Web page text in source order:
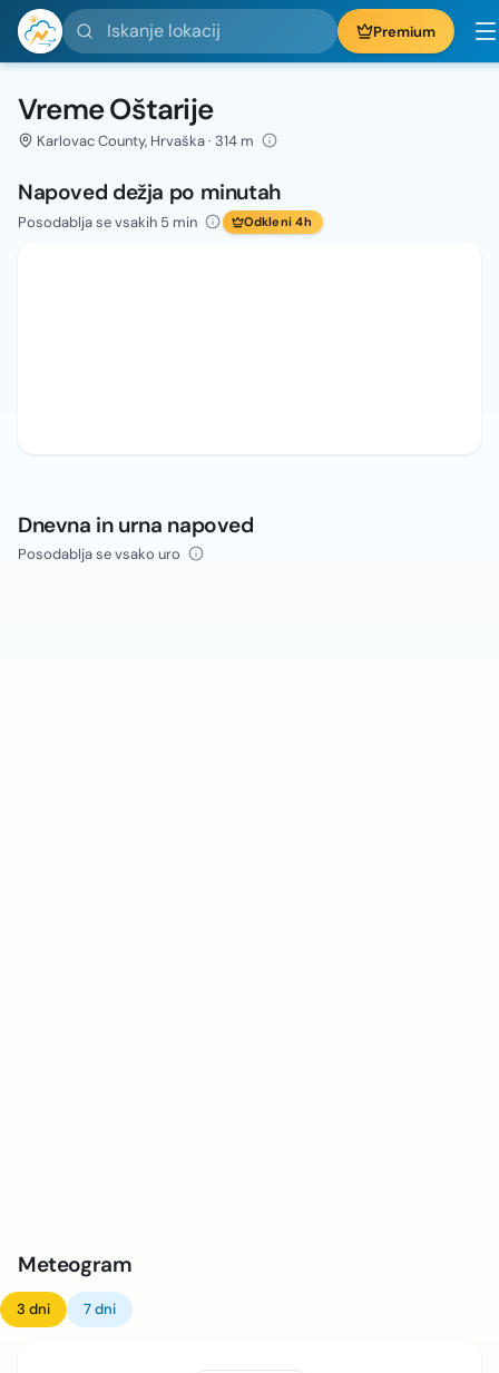
Iskanje lokacij Premium
Vreme Oštarije
Karlovac County, Hrvaška · 314 m
Napoved dežja po minutah
Posodablja se vsakih 5 min Odkleni 4h
Dnevna in urna napoved
Posodablja se vsako uro
Meteogram
3 dni 7 dni